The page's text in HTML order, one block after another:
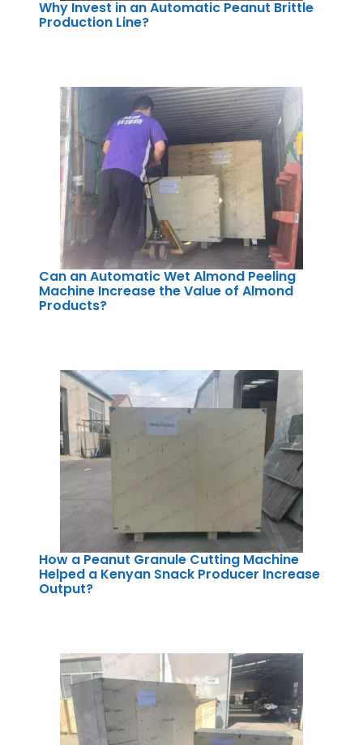
Why Invest in an Automatic Peanut Brittle
Production Line?
Can an Automatic Wet Almond Peeling
Machine Increase the Value of Almond
Products?
How a Peanut Granule Cutting Machine
Helped a Kenyan Snack Producer Increase
Output?